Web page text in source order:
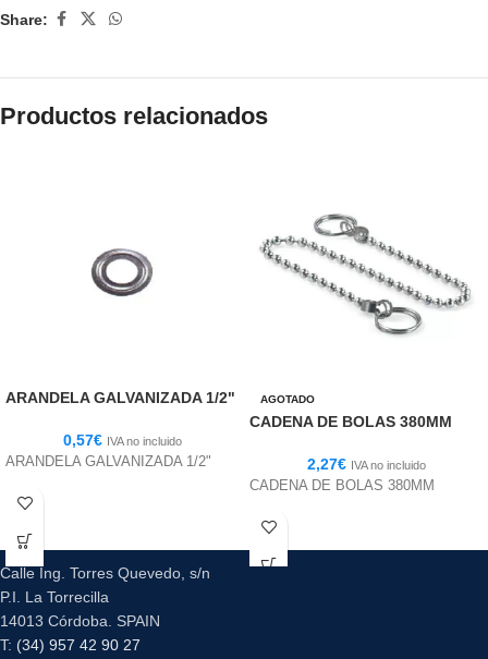
Share:
Productos relacionados
ARANDELA GALVANIZADA 1/2"
0,57€ IVA no incluido
ARANDELA GALVANIZADA 1/2"
AGOTADO
CADENA DE BOLAS 380MM
2,27€ IVA no incluido
CADENA DE BOLAS 380MM
Calle Ing. Torres Quevedo, s/n
P.I. La Torrecilla
14013 Córdoba. SPAIN
T: (34) 957 42 90 27